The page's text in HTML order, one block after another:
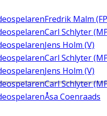
Fredrik Malm
Carl Schlyter
Jens Holm (V)
Carl Schlyter
Jens Holm (V)
Carl Schlyter
Åsa Coenraads